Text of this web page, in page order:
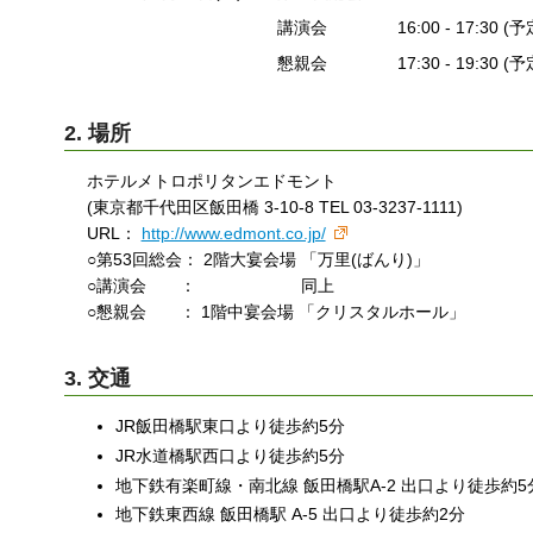
講演会
16:00 - 17:30 (予
懇親会
17:30 - 19:30 (予
2. 場所
ホテルメトロポリタンエドモント
(東京都千代田区飯田橋 3-10-8 TEL 03-3237-1111)
URL： http://www.edmont.co.jp/
○第53回総会： 2階大宴会場 「万里(ばんり)」
○講演会 ： 同上
○懇親会 ： 1階中宴会場 「クリスタルホール」
3. 交通
JR飯田橋駅東口より徒歩約5分
JR水道橋駅西口より徒歩約5分
地下鉄有楽町線・南北線 飯田橋駅A-2 出口より徒歩約5
地下鉄東西線 飯田橋駅 A-5 出口より徒歩約2分